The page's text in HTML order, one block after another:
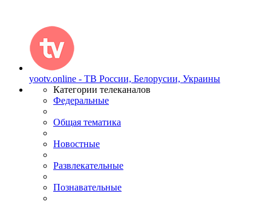
yootv.online - ТВ России, Белорусии, Украины
Категории телеканалов
Федеральные
Общая тематика
Новостные
Развлекательные
Познавательные